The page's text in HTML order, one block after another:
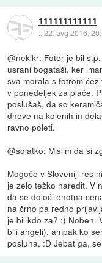
111111111111
::22. avg 2016,
@nekikr: Foter je bil
usrani bogataši, ker
sva morala s fotrom
v ponedeljek za plače.
poslušaš, da so
dneve na kolenih in
ravno poleti.
@solatko: Mislim da si
Mogoče v Sloveniji res
je zelo težko naredit. V
da se določi enotna
na črno pa redno
je bil kdo za? :) Noben.
bili angeli), ampak ko
posluha. :D Jebat ga,